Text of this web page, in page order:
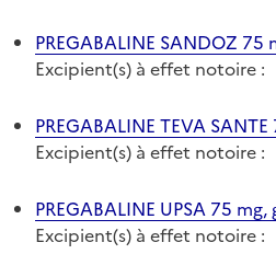
PREGABALINE SANDOZ 75
Excipient(s) à effet notoire :
PREGABALINE TEVA
Excipient(s) à effet notoire :
PREGABALINE UPSA 75 mg,
Excipient(s) à effet notoire :